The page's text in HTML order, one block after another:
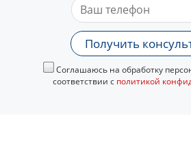
Получить
Соглашаюсь на обработку
соответствии с политикой